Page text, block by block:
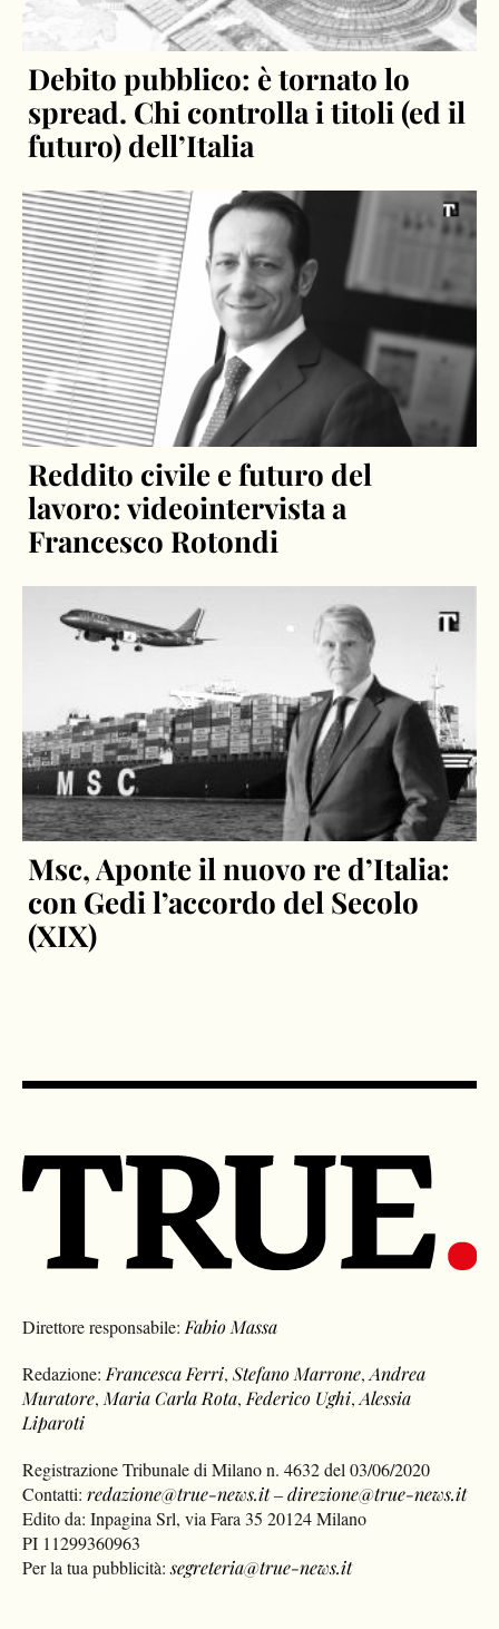
Debito pubblico: è tornato lo
spread. Chi controlla i titoli (ed il
futuro) dell’Italia
Reddito civile e futuro del
lavoro: videointervista a
Francesco Rotondi
Msc, Aponte il nuovo re d’Italia:
con Gedi l’accordo del Secolo
(XIX)
Direttore responsabile: Fabio Massa
Redazione: Francesca Ferri,Stefano Marrone,Andrea
Muratore, Maria Carla Rota, Federico Ughi,Alessia
Liparoti
Registrazione Tribunale di Milano n. 4632 del 03/06/2020
Contatti:redazione@true-news.it–direzione@true-news.it
Edito da: Inpagina Srl, via Fara 35 20124 Milano
PI 11299360963
Per la tua pubblicità:segreteria@true-news.it